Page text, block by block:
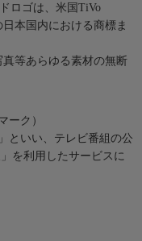
ロゴは、米国TiVo
本国内における商標ま
等あらゆる素材の無断
ーク）
といい、テレビ番組の公
を利用したサービスに